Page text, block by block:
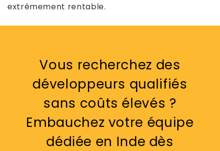
extrêmement rentable.
Vous recherchez des
développeurs qualifiés
sans coûts élevés ?
Embauchez votre équipe
dédiée en Inde dès